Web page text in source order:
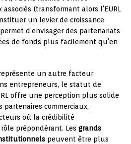
(transformant alors l’EURL
un levier de croissance
d’envisager des partenariats
de fonds plus facilement qu’en
un autre facteur
entrepreneurs, le statut de
offre une perception plus solide
commerciaux,
où la crédibilité
prépondérant. Les grands
peuvent être plus